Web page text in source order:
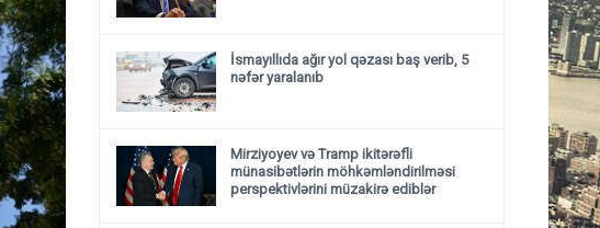
İsmayıllıda ağır yol qəzası baş verib, 5
nəfər yaralanıb
Mirziyoyev və Tramp ikitərəfli
münasibətlərin möhkəmləndirilməsi
perspektivlərini müzakirə ediblər